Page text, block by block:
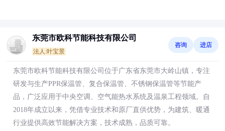
东莞市欧科节能科技有限公司
法人:叶宝景
咨询 进店
东莞市欧科节能科技有限公司位于广东省东莞市大岭山镇，专注
研发与生产PPR保温管、复合保温管、不锈钢保温管等节能产
品，广泛应用于中央空调、空气能热水系统及温泉工程领域。自
2018年成立以来，凭借专业技术和原厂直供优势，为建筑、暖通
行业提供高效节能解决方案，技术成熟，品质可靠。